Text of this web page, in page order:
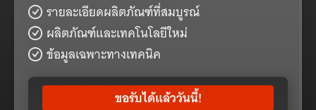
รายละเอียดผลิตภัณฑ์ที่สมบูรณ์
ผลิตภัณฑ์และเทคโนโลยีใหม่
ข้อมูลเฉพาะทางเทคนิค
ขอรับได้แล้ววันนี้!